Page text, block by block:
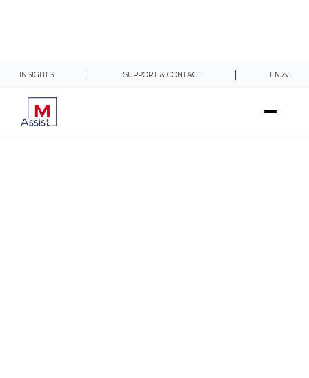
INSIGHTS SUPPORT & CONTACT EN